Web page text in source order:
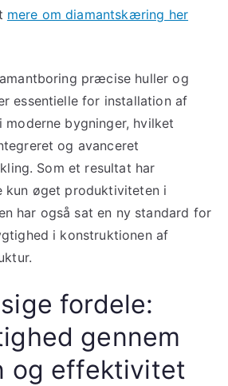
mere om diamantskæring her
præcise huller og
essentielle for installation af
moderne bygninger, hvilket
og avanceret
Som et resultat har
kun øget produktiviteten i
har også sat en ny standard for
i konstruktionen af
fordele:
gennem
og effektivitet